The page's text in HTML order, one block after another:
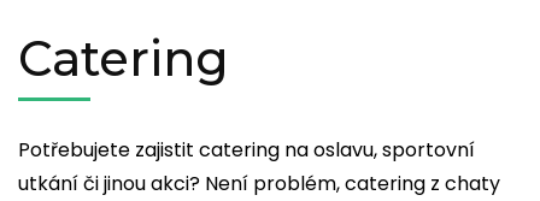
Catering
Potřebujete zajistit catering na oslavu, sportovní
utkání či jinou akci? Není problém, catering z chaty